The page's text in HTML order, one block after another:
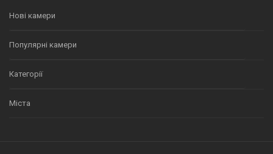
Нові камери
Популярні камери
Категорії
Міста